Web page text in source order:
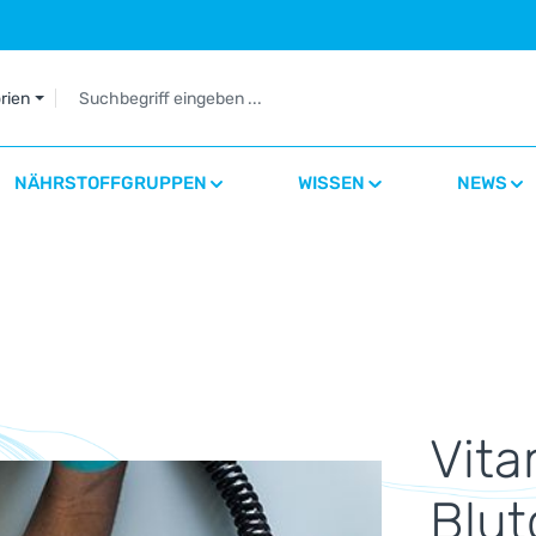
NÄHRSTOFFGRUPPEN WISSEN NEWS